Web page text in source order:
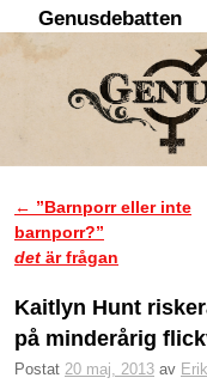
Genusdebatten
Inläggsnavigering
← ”Barnporr eller inte
barnporr?”
det är frågan
Kaitlyn Hunt
på minderårig
Postat 20 maj, 2013 av Erik